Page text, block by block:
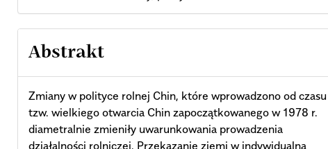
Abstrakt
Zmiany w polityce rolnej Chin, które wprowadzono od czasu
tzw. wielkiego otwarcia Chin zapoczątkowanego w 1978 r.
diametralnie zmieniły uwarunkowania prowadzenia
działalności rolniczej. Przekazanie ziemi w indywidualną